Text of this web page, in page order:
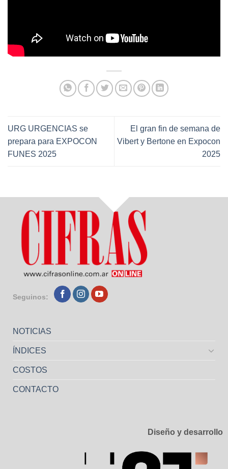
URG URGENCIAS se
prepara para EXPOCON
FUNES 2025
El gran fin de semana de
Vibert y Bertone en Expocon
2025
Seguinos:
NOTICIAS
ÍNDICES
COSTOS
CONTACTO
Diseño y desarrollo